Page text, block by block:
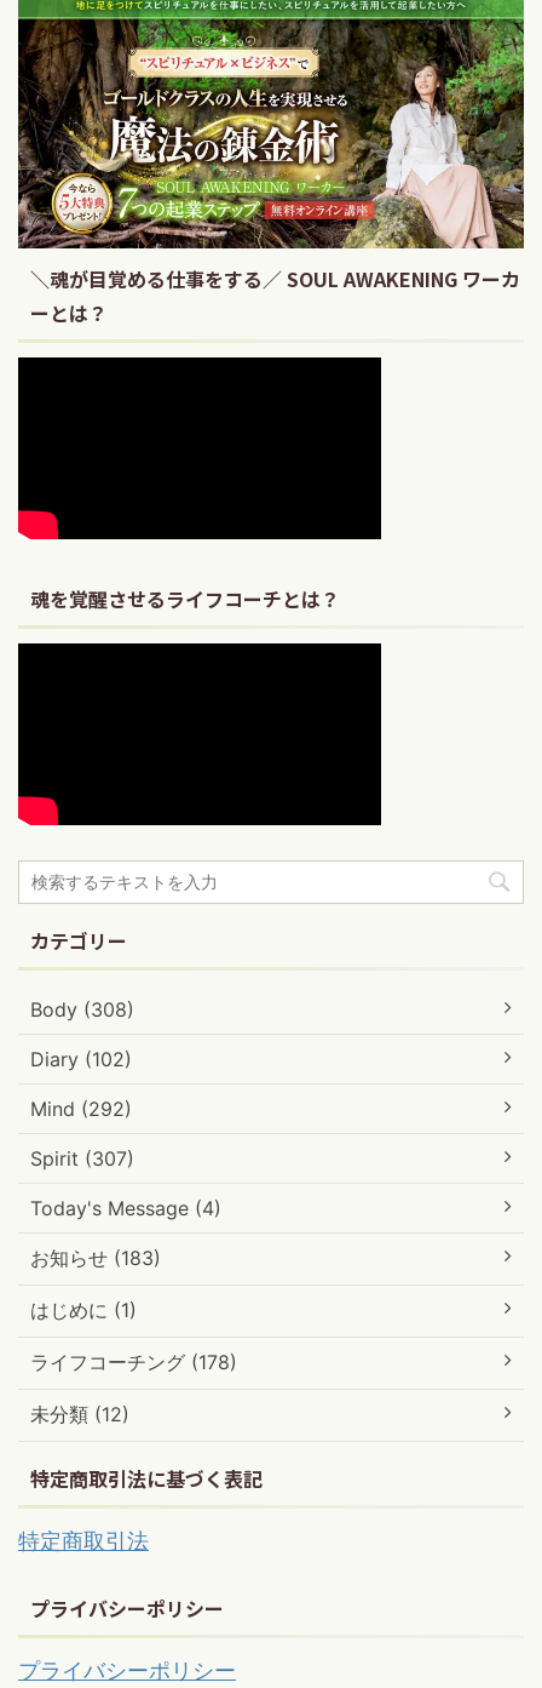
＼魂が目覚める仕事をする／ SOUL AWAKENING ワーカ
ーとは？
魂を覚醒させるライフコーチとは？
カテゴリー
Body (308)
Diary (102)
Mind (292)
Spirit (307)
Today's Message (4)
お知らせ (183)
はじめに (1)
ライフコーチング (178)
未分類 (12)
特定商取引法に基づく表記
特定商取引法
プライバシーポリシー
プライバシーポリシー